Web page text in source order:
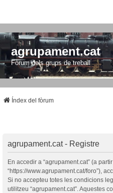
agrupament.cat
Fòrum dels grups de treball
Índex del fòrum
agrupament.cat - Registre
En accedir a “agrupament.cat” (a partir
“https://www.agrupament.cat/foro”),
Si no accepteu totes les condicions
utilitzeu “agrupament.cat”. Aquestes